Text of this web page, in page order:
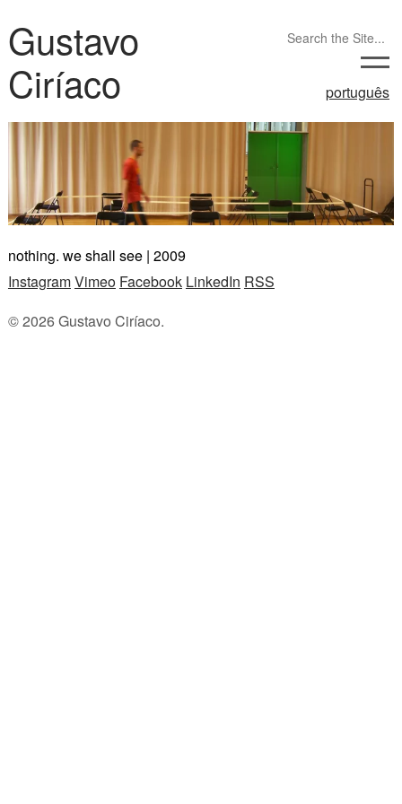
Gustavo
Ciríaco
português
nothing. we shall see | 2009
InstagramVimeo Facebook LinkedIn RSS
© 2026 Gustavo Ciríaco.